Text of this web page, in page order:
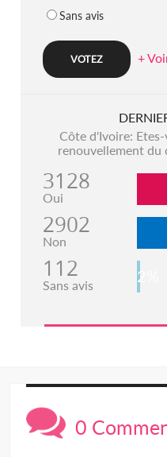
Sans avis
+
Côte d'Ivoire:
renouvellement du
3128
Oui
2902
Non
112
Sans avis 2%
0